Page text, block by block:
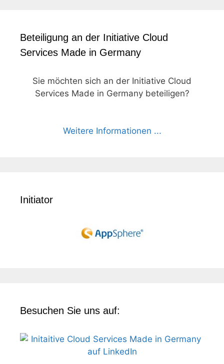
Beteiligung an der Initiative Cloud
Services Made in Germany
Sie möchten sich an der Initiative Cloud
Services Made in Germany beteiligen?
Weitere Informationen ...
Initiator
Besuchen Sie uns auf: